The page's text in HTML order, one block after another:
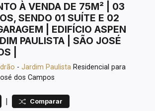
À VENDA DE 75M² | 03
SENDO 01 SUÍTE E 02
| EDIFÍCIO ASPEN
PAULISTA | SÃO JOSÉ
|
- Jardim Paulista Residencial para
dos Campos
| Comparar